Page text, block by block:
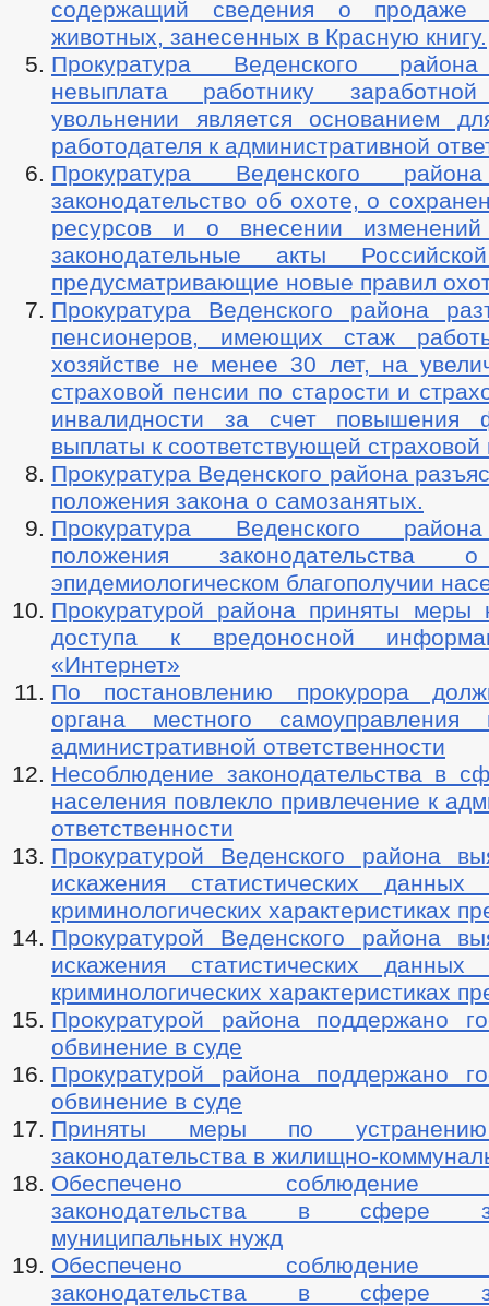
ПРОТИВОДЕЙСТВИЕ КОРРУПЦИИ
НПА
ИНЫЕ АКТЫ В СФЕРЕ
МЕТОДИЧЕСКИЕ МАТЕРИАЛЫ
ФОРМЫ ДОКУМЕНТОВ, СВЯЗАННЫХ
СВЕДЕНИЯ О ДОХОДАХ, РАСХОДАХ, ОБ ИМУЩЕСТВЕ И
КОМИССИЯ ПО СОБЛЮДЕНИЮ ТРЕБОВАНИЙ К СЛУЖЕБНОМУ
ОБРАТНАЯ СВЯЗЬ ДЛЯ СООБЩЕНИЙ О ФАКТАХ КОРРУПЦИИ
ПРАВОВЫЕ АКТЫ
УСТАВ
ПЕРЕЧЕНЬ НПА, СОДЕРЖАЩИХ
ПРОЕКТЫ К ОБСУЖДЕНИЮ
ПРОЕКТЫ
ПРОЕКТЫ АДМИНИСТРАТИВНЫХ РЕГЛАМЕНТОВ
ПОРЯДОК ОБЖАЛОВАНИЯ НПА
РАСПОРЯЖЕНИЯ
АДМИНИСТРАТИВНЫЕ РЕГЛАМЕНТЫ
ФЕДЕРАЛЬНЫЕ
БЮДЖЕТ
БЮДЖЕТ ПО ГОДАМ
ОТЧЕТ ОБ ИСПОЛНЕНИИ БЮДЖЕТА
МУНИЦИПАЛЬНЫЕ УСЛУГИ
МУНИЦИПАЛЬНЫЕ УСЛУГИ
СТАНДАРТЫ МУНИЦИПАЛЬНЫХ УСЛУГ
ПРИЕМ ГРАЖДАН
ОБРАЩЕНИЕ К ГЛАВЕ
ИНТЕРНЕТ
ОБЗОРЫ ОБРАЩЕНИЙ ГРАЖДАН
ЗАКОНЫ
РЕГЛАМЕНТ РАССМОТРЕНИЯ ОБРАЩЕНИЙ
ПОРЯДОК РАССМОТРЕНИЯ ОБРАЩЕНИЙ
содержащий сведения о продаже
животных, занесенных в Красную книгу.
Прокуратура Веденского
невыплата работнику
увольнении является основанием
работодателя к административной
Прокуратура Веденского
законодательство об охоте, о
ресурсов и о внесении
законодательные акты
предусматривающие новые правил
Прокуратура Веденского района
пенсионеров, имеющих стаж
хозяйстве не менее 30 лет, на
страховой пенсии по старости и
инвалидности за счет повышения
выплаты к соответствующей страховой
Прокуратура Веденского района
положения закона о самозанятых.
Прокуратура Веденского
положения законодательства
эпидемиологическом благополучии
Прокуратурой района приняты меры
доступа к вредоносной
«Интернет»
По постановлению прокурора
органа местного самоуправления
административной ответственности
Несоблюдение законодательства в
населения повлекло привлечение к
ответственности
Прокуратурой Веденского района
искажения статистических
криминологических характеристиках
Прокуратурой Веденского района
искажения статистических
криминологических характеристиках
Прокуратурой района поддержано
обвинение в суде
Прокуратурой района поддержано
обвинение в суде
Приняты меры по
законодательства в жилищно-
Обеспечено соблюдение
законодательства в сфере
муниципальных нужд
Обеспечено соблюдение
законодательства в сфере